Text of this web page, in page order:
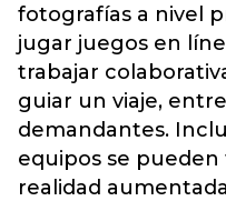
fotografías a nivel
jugar juegos en
trabajar
guiar un viaje,
demandantes.
equipos se
realidad